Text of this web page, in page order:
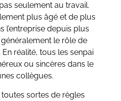
seulement au travail.
plus âgé et de plus
l’entreprise depuis plus
le rôle de
réalité, tous les senpai
ou sincères dans le
collègues.
sortes de règles